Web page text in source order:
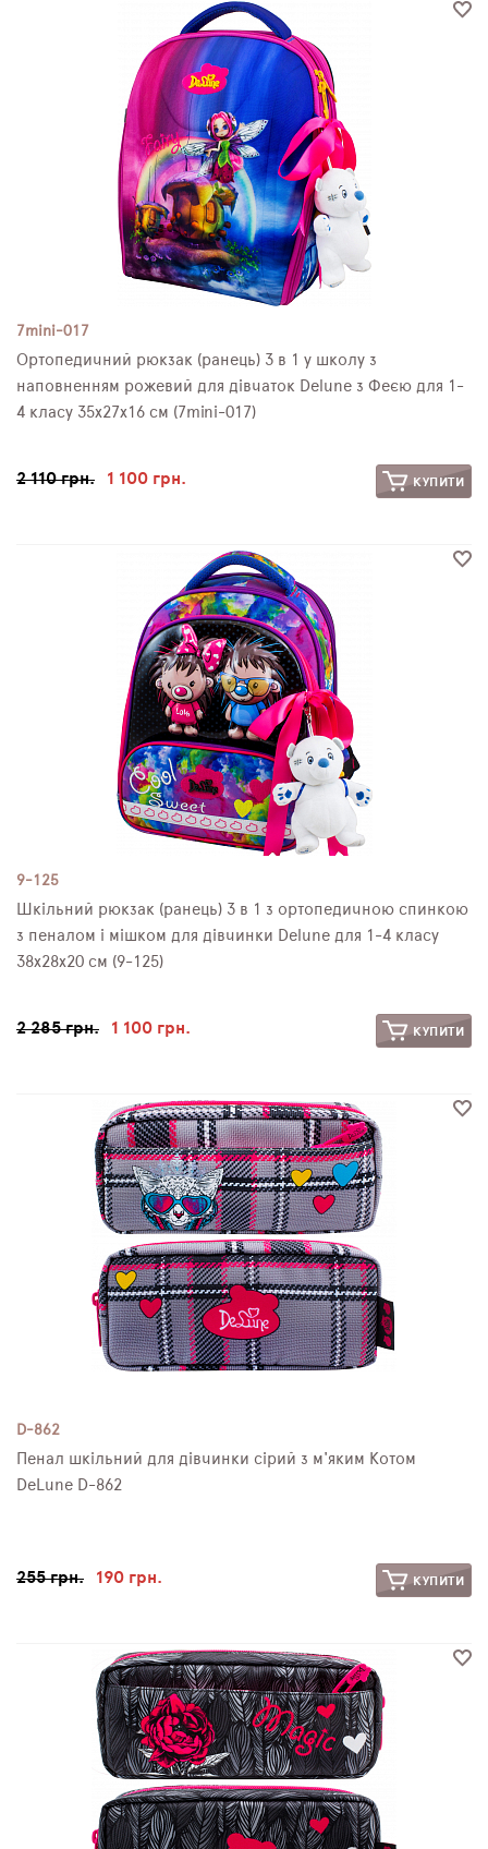
SCHOOL STANDARD
РОЗПРОДАЖ
7mini-017
Ортопедичний рюкзак (ранець) 3 в 1 у школу з
наповненням рожевий для дівчаток Delune з Феєю для 1-
4 класу 35х27х16 см (7mini-017)
2 110 грн. 1 100 грн. КУПИТИ
9-125
Шкільний рюкзак (ранець) 3 в 1 з ортопедичною спинкою
з пеналом і мішком для дівчинки Delune для 1-4 класу
38х28х20 см (9-125)
2 285 грн. 1 100 грн. КУПИТИ
D-862
Пенал шкільний для дівчинки сірий з м'яким Котом
DeLune D-862
255 грн. 190 грн. КУПИТИ